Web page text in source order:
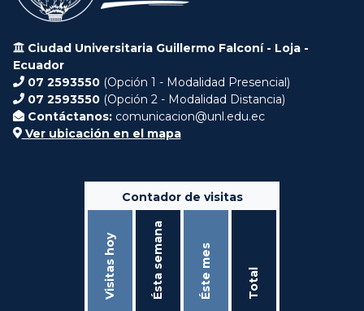
Ciudad Universitaria Guillermo Falconí - Loja -
Ecuador
07 2593550 (Opción 1 - Modalidad Presencial)
07 2593550 (Opción 2 - Modalidad Distancia)
Contáctanos: comunicacion@unl.edu.ec
Ver ubicación en el mapa
Contador de visitas
Visitas hoy Ésta semana Éste mes Total